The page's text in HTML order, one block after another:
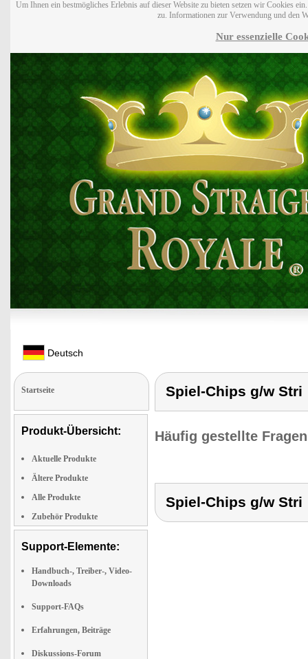
Um Ihnen ein bestmögliches Erlebnis auf dieser Website zu bieten setzen wir Cookies
zu. Informationen zur Verwendung und den
Nur essenzielle
Deutsch
Startseite
Produkt-Übersicht:
Aktuelle Produkte
Ältere Produkte
Alle Produkte
Zubehör Produkte
Support-Elemente:
Handbuch-, Treiber-, Video-
Downloads
Support-FAQs
Erfahrungen, Beiträge
Diskussions-Forum
Spiel-Chips g/w Stri
Häufig gestellte
Spiel-Chips g/w Stri